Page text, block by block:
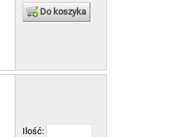
Do koszyka
Ilość: